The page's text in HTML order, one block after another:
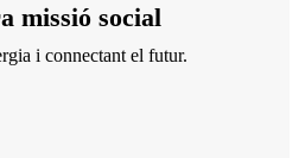
missió social
i connectant el futur.